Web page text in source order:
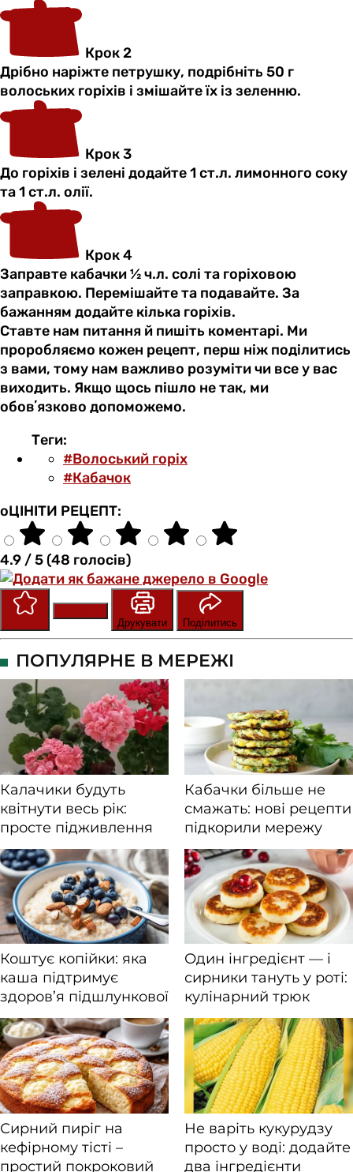
Крок 2
Дрібно наріжте петрушку, подрібніть 50 г
волоських горіхів і змішайте їх із зеленню.
Крок 3
До горіхів і зелені додайте 1 ст.л. лимонного соку
та 1 ст.л. олії.
Крок 4
Заправте кабачки ½ ч.л. солі та горіховою
заправкою. Перемішайте та подавайте. За
бажанням додайте кілька горіхів.
Ставте нам питання й пишіть коментарі. Ми
проробляємо кожен рецепт, перш ніж поділитись
з вами, тому нам важливо розуміти чи все у вас
виходить. Якщо щось пішло не так, ми
обовʼязково допоможемо.
Теги:
#Волоський горіх
#Кабачок
оЦІНІТИ РЕЦЕПТ:
4.9 / 5 (48 голосів)
Друкувати
Поділитись